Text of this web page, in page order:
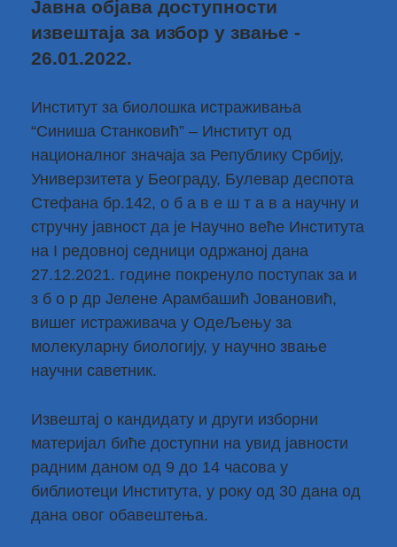
Јавна објава доступности
извештаја за избор у звање -
26.01.2022.
Институт за биолошка истраживања
“Синиша Станковић” – Институт од
националног значаја за Републику Србију,
Универзитета у Београду, Булевар деспота
Стефана бр.142, о б а в е ш т а в а научну и
стручну јавност да је Научно веће Института
на I редовној седници одржаној дана
27.12.2021. године покренуло поступак за и
з б о р др Јелене Арамбашић Јовановић,
вишег истраживача у ОдеЉењу за
молекуларну биологију, у научно звање
научни саветник.
Извештај о кандидату и други изборни
материјал биће доступни на увид јавности
радним даном од 9 до 14 часова у
библиотеци Института, у року од 30 дана од
дана овог обавештења.